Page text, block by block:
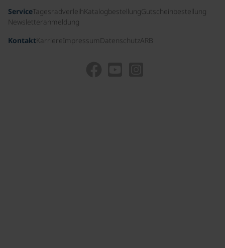
ServiceTagesradverleihKatalogbestellungGutscheinbestellung
Newsletteranmeldung
KontaktKarriereImpressum DatenschutzARB